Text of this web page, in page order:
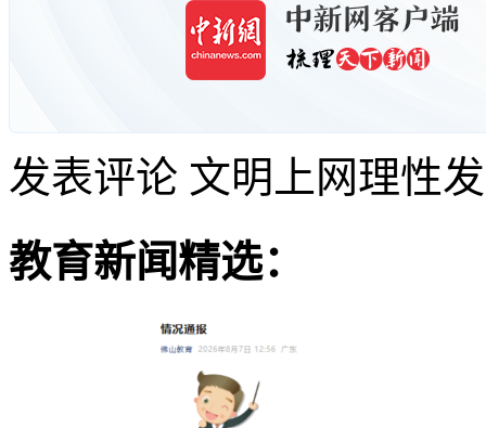
发表评论 文明上网理性
教育新闻精选：